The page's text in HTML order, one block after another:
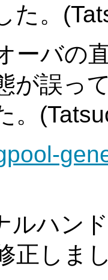
た。
ーバの
が誤っ
。
ルハン
正しま